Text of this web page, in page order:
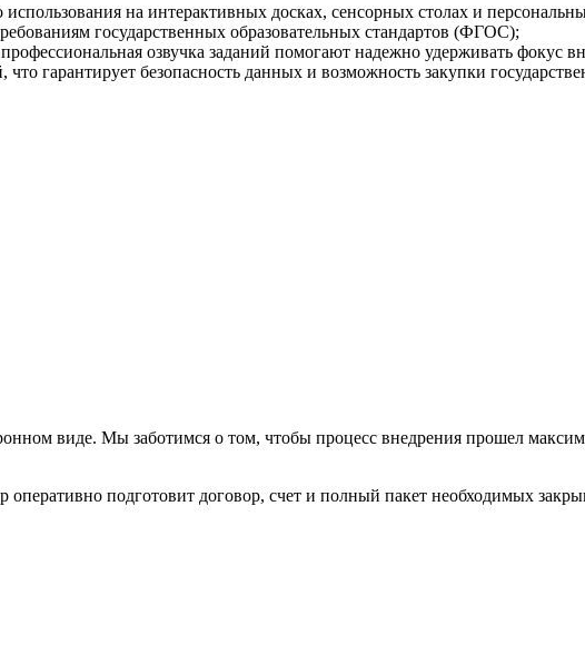
на интерактивных досках, сенсорных столах и
государственных образовательных стандартов (ФГОС);
озвучка заданий помогают надежно удерживать фокус
что гарантирует безопасность данных и возможность закупки
виде. Мы заботимся о том, чтобы процесс внедрения прошел
подготовит договор, счет и полный пакет необходимых